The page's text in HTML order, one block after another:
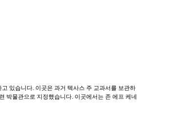
있습니다. 이곳은 과거 텍사스 주 교과서를 보관하
박물관으로 지정했습니다. 이곳에서는 존 에프 케네